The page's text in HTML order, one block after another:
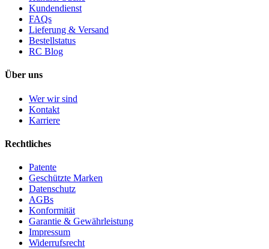
Kundendienst
FAQs
Lieferung & Versand
Bestellstatus
RC Blog
Über uns
Wer wir sind
Kontakt
Karriere
Rechtliches
Patente
Geschützte Marken
Datenschutz
AGBs
Konformität
Garantie & Gewährleistung
Impressum
Widerrufsrecht